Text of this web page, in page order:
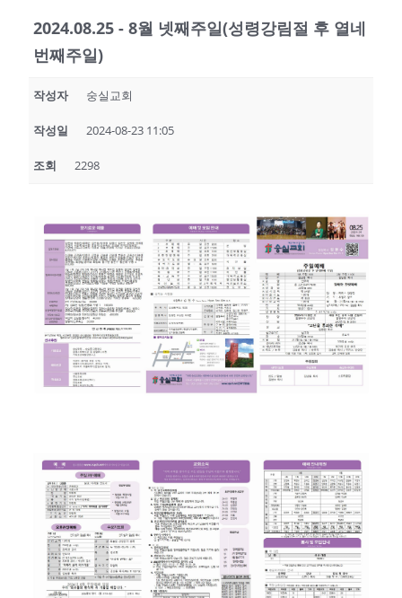
2024.08.25 - 8월 넷째주일(성령강림절 후 열네
번째주일)
작성자 숭실교회
작성일 2024-08-23 11:05
조회 2298